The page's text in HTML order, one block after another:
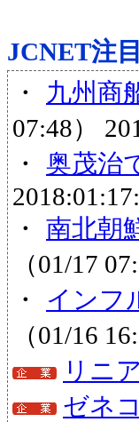
JCNET注
・
九州商
07:48）
・ 奥茂治
・ 南北朝
（01/17
・
インフ
（01/16
リニ
ゼネ